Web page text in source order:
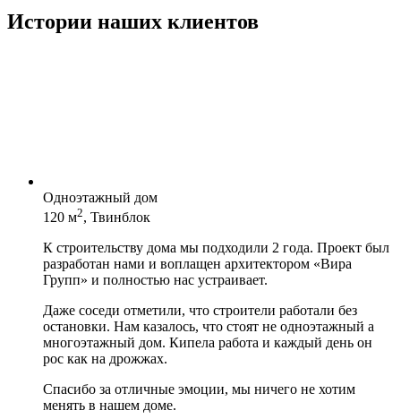
Истории наших клиентов
Одноэтажный дом
120 м2, Твинблок
К строительству дома мы подходили 2 года. Проект был
разработан нами и воплащен архитектором «Вира
Групп» и полностью нас устраивает.
Даже соседи отметили, что строители работали без
остановки. Нам казалось, что стоят не одноэтажный а
многоэтажный дом. Кипела работа и каждый день он
рос как на дрожжах.
Спасибо за отличные эмоции, мы ничего не хотим
менять в нашем доме.